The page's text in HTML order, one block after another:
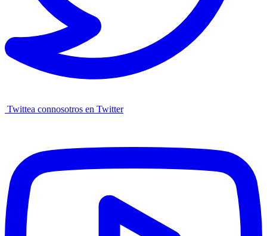
Twittea connosotros en Twitter